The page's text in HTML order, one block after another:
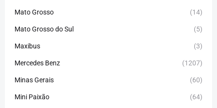
Mato Grosso (14)
Mato Grosso do Sul (5)
Maxibus (3)
Mercedes Benz (1207)
Minas Gerais (60)
Mini Paixão (64)